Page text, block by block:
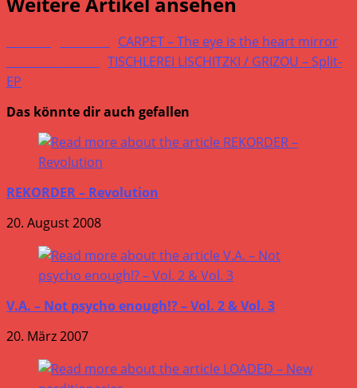
CARPET – The eye is the heart mirror
TISCHLEREI LISCHITZKI / GRIZOU – Split-
EP
Das könnte dir auch gefallen
REKORDER – Revolution
20. August 2008
V.A. – Not psycho enough!? – Vol. 2 & Vol. 3
20. März 2007